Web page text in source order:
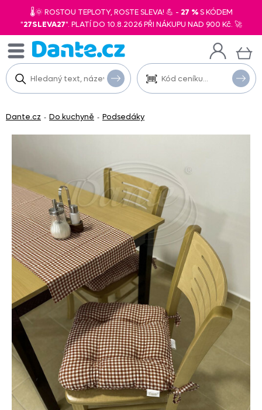
🌡️🌞 ROSTOU TEPLOTY, ROSTE SLEVA! 💪 - 27 %S KÓDEM
"27SLEVA27". PLATÍ DO 10.8.2026 PŘI NÁKUPU NAD 900 Kč. 🚀
Dante.cz - Do kuchyně - Podsedáky